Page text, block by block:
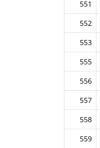
551
552
553
555
556
557
558
559